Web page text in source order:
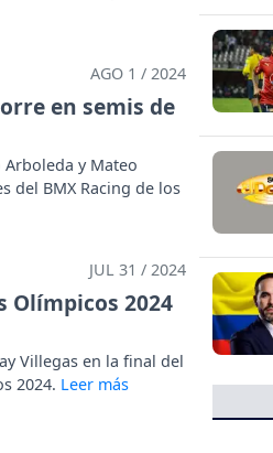
AGO 1 / 2024
en semis de
y Mateo
del BMX Racing de los
JUL 31 / 2024
Olímpicos 2024
Villegas en la final del
2024.